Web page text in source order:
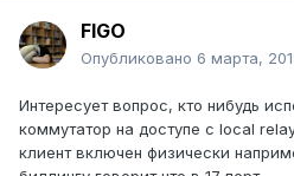
FIGO
Опубликовано 6 марта,
Интересует вопрос, кто нибудь
коммутатор на доступе с local
клиент включен физически